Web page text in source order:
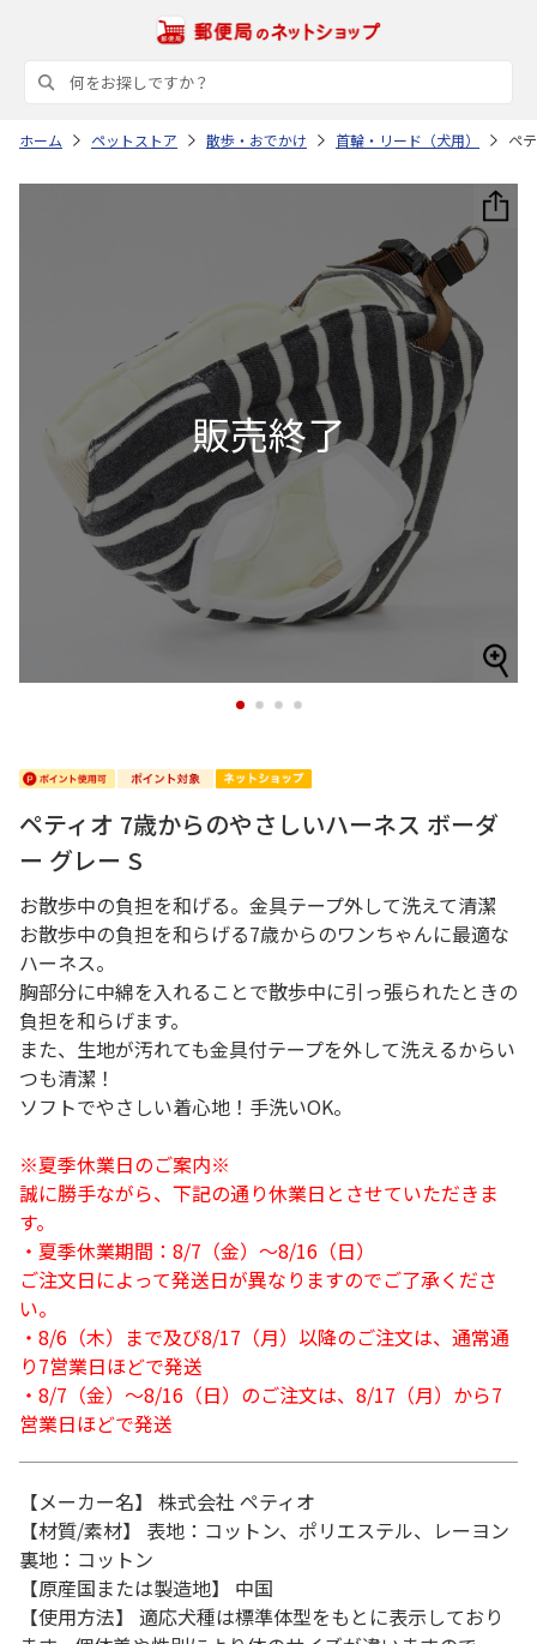
ホーム ペットストア 散歩・おでかけ 首輪・リード（犬用） ペ
1 2 3 4
ペティオ 7歳からのやさしいハーネス ボーダ
ー グレー S
お散歩中の負担を和げる。金具テープ外して洗えて清潔
お散歩中の負担を和らげる7歳からのワンちゃんに最適な
ハーネス。
胸部分に中綿を入れることで散歩中に引っ張られたときの
負担を和らげます。
また、生地が汚れても金具付テープを外して洗えるからい
つも清潔！
ソフトでやさしい着心地！手洗いOK。
※夏季休業日のご案内※
誠に勝手ながら、下記の通り休業日とさせていただきま
す。
・夏季休業期間：8/7（金）～8/16（日）
ご注文日によって発送日が異なりますのでご了承くださ
い。
・8/6（木）まで及び8/17（月）以降のご注文は、通常通
り7営業日ほどで発送
・8/7（金）～8/16（日）のご注文は、8/17（月）から7
営業日ほどで発送
【メーカー名】 株式会社 ペティオ
【材質/素材】 表地：コットン、ポリエステル、レーヨン
裏地：コットン
【原産国または製造地】 中国
【使用方法】 適応犬種は標準体型をもとに表示しており